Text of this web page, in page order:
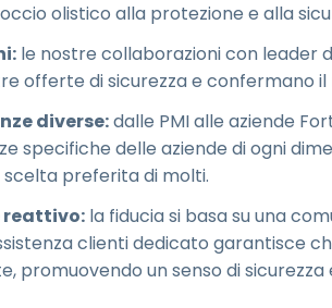
olistico alla protezione e alla
le nostre collaborazioni con leader
offerte di sicurezza e confermano
diverse:dalle PMI alle aziende
specifiche delle aziende di ogni
preferita di molti.
reattivo: la fiducia si basa su una
clienti dedicato garantisce
promuovendo un senso di sicurezza